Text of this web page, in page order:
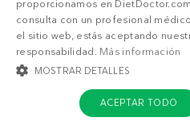
Accede amenús
¡Haz una
¿Qué
Esto es1/3de las recetas
ver si no eres miembro.
a nuestras recetas, menús
Empieza hoy tu prueba
proporcionamos en
consulta con un profesional
el sitio web, estás aceptando
responsabilidad. Más información
MOSTRAR DETALLES
ACEPTAR TODO